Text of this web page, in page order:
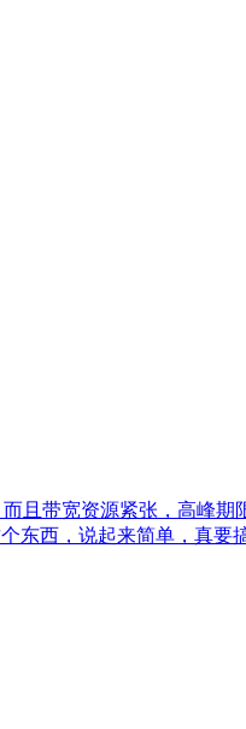
且带宽资源紧张，高峰期
西，说起来简单，真要